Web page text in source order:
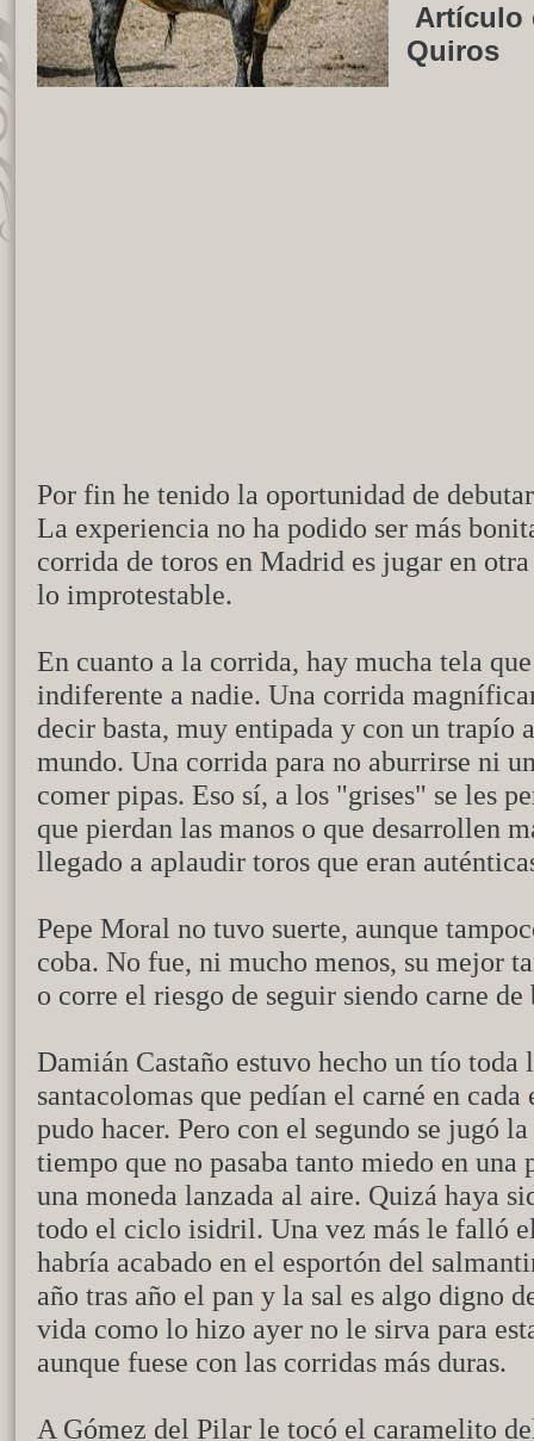
Artículo
Quiros
Por fin he tenido la oportunidad de
La experiencia no ha podido ser más
corrida de toros en Madrid es jugar en
lo improtestable.
En cuanto a la corrida, hay mucha tela
indiferente a nadie. Una corrida
decir basta, muy entipada y con un trapío
mundo. Una corrida para no aburrirse ni
comer pipas. Eso sí, a los "grises" se les
que pierdan las manos o que desarrollen
llegado a aplaudir toros que eran
Pepe Moral no tuvo suerte, aunque
coba. No fue, ni mucho menos, su mejor
o corre el riesgo de seguir siendo carne
Damián Castaño estuvo hecho un tío toda
santacolomas que pedían el carné en
pudo hacer. Pero con el segundo se jugó
tiempo que no pasaba tanto miedo en una
una moneda lanzada al aire. Quizá haya
todo el ciclo isidril. Una vez más le falló
habría acabado en el esportón del
año tras año el pan y la sal es algo digno
vida como lo hizo ayer no le sirva para
aunque fuese con las corridas más duras.
A Gómez del Pilar le tocó el caramelito